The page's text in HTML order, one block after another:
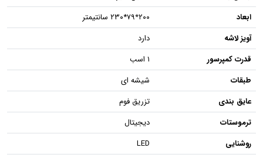
ابعاد
۲۰۰٭۷۹*۲۳۰ سانتیمتر
آویز لاشه
دارد
قدرت کمپرسور
۱ اسب
طبقات
شیشه ای
عایق بندی
تزریق فوم
ترموستات
دیجیتال
روشنایی
LED